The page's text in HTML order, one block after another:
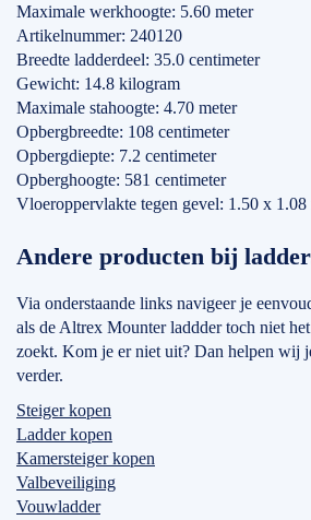
Maximale werkhoogte: 5.60 meter
Artikelnummer: 240120
Breedte ladderdeel: 35.0 centimeter
Gewicht: 14.8 kilogram
Maximale stahoogte: 4.70 meter
Opbergbreedte: 108 centimeter
Opbergdiepte: 7.2 centimeter
Opberghoogte: 581 centimeter
Vloeroppervlakte tegen gevel: 1.50 x 1.08
Andere producten bij
Via onderstaande links navigeer je
als de Altrex Mounter laddder toch niet
zoekt. Kom je er niet uit? Dan helpen wij
verder.
Steiger kopen
Ladder kopen
Kamersteiger kopen
Valbeveiliging
Vouwladder